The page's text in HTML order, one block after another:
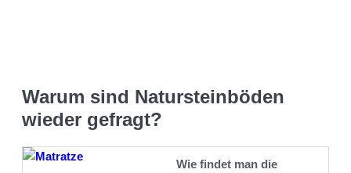
Warum sind Natursteinböden
wieder gefragt?
Wie findet man die